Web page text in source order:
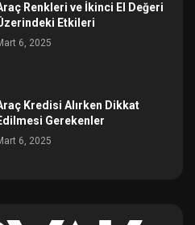
Renkleri ve İkinci El Değeri
Etkileri
6, 2025
Kredisi Alırken Dikkat
Gerekenler
6, 2025